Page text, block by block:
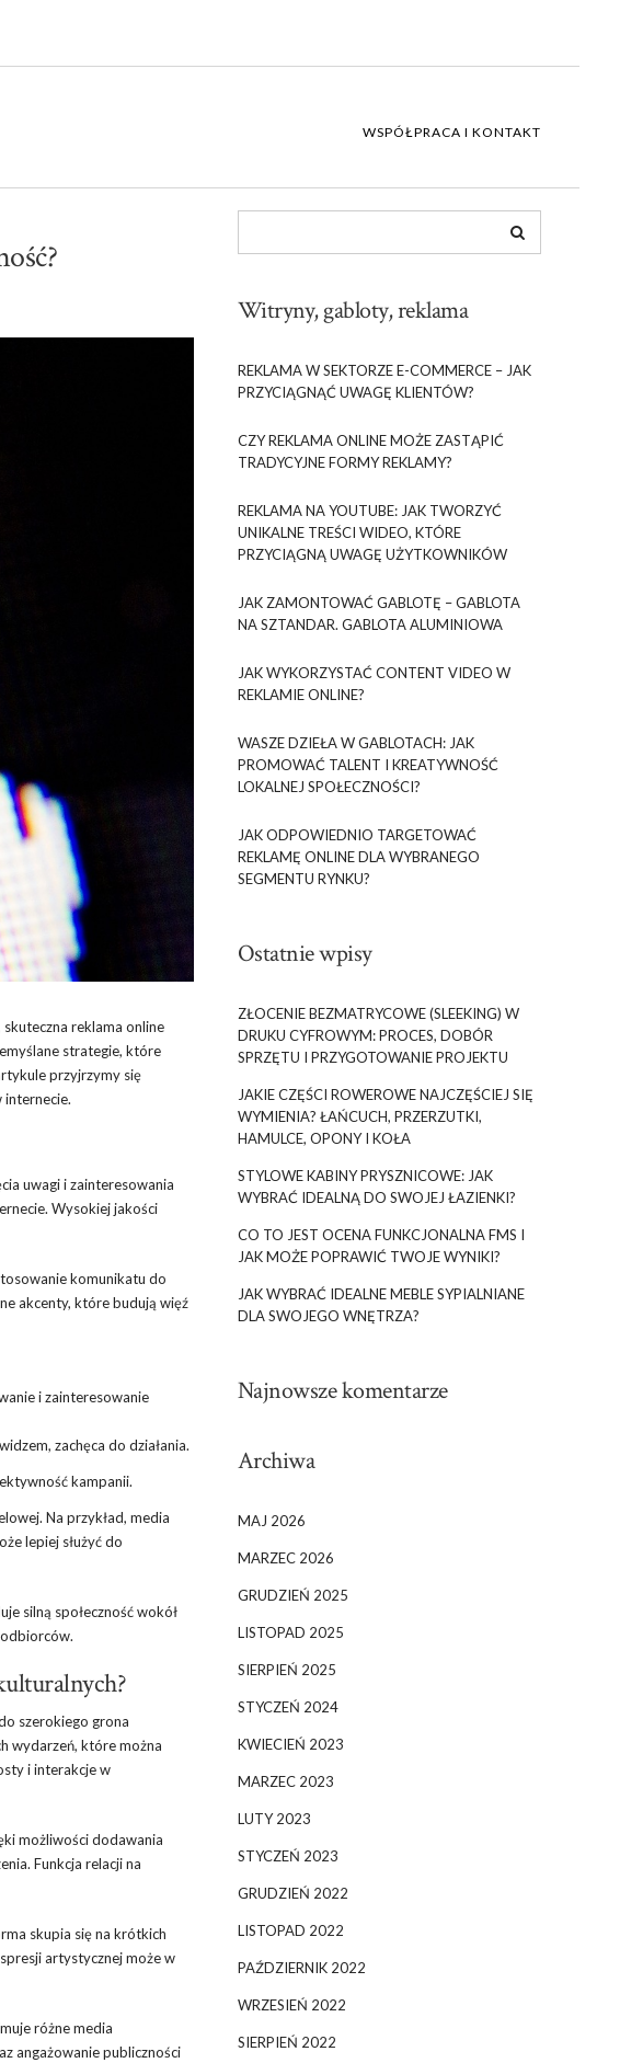
WSPÓŁPRACA I KONTAKT
reklama online
strategie, które
przyjrzymy się
internecie.
uwagi i zainteresowania
Wysokiej jakości
komunikatu do
akcenty, które budują więź
i zainteresowanie
zachęca do działania.
kampanii.
Na przykład, media
lepiej służyć do
silną społeczność wokół
szerokiego grona
wydarzeń, które można
i interakcje w
możliwości dodawania
Funkcja relacji na
skupia się na krótkich
artystycznej może w
różne media
angażowanie publiczności
Witryny, gabloty, reklama
REKLAMA W SEKTORZE E-COMMERCE – JAK
PRZYCIĄGNĄĆ UWAGĘ KLIENTÓW?
CZY REKLAMA ONLINE MOŻE ZASTĄPIĆ
TRADYCYJNE FORMY REKLAMY?
REKLAMA NA YOUTUBE: JAK TWORZYĆ
UNIKALNE TREŚCI WIDEO, KTÓRE
PRZYCIĄGNĄ UWAGĘ UŻYTKOWNIKÓW
JAK ZAMONTOWAĆ GABLOTĘ – GABLOTA
NA SZTANDAR. GABLOTA ALUMINIOWA
JAK WYKORZYSTAĆ CONTENT VIDEO W
REKLAMIE ONLINE?
WASZE DZIEŁA W GABLOTACH: JAK
PROMOWAĆ TALENT I KREATYWNOŚĆ
LOKALNEJ SPOŁECZNOŚCI?
JAK ODPOWIEDNIO TARGETOWAĆ
REKLAMĘ ONLINE DLA WYBRANEGO
SEGMENTU RYNKU?
Ostatnie wpisy
ZŁOCENIE BEZMATRYCOWE (SLEEKING) W
DRUKU CYFROWYM: PROCES, DOBÓR
SPRZĘTU I PRZYGOTOWANIE PROJEKTU
JAKIE CZĘŚCI ROWEROWE NAJCZĘŚCIEJ SIĘ
WYMIENIA? ŁAŃCUCH, PRZERZUTKI,
HAMULCE, OPONY I KOŁA
STYLOWE KABINY PRYSZNICOWE: JAK
WYBRAĆ IDEALNĄ DO SWOJEJ ŁAZIENKI?
CO TO JEST OCENA FUNKCJONALNA FMS I
JAK MOŻE POPRAWIĆ TWOJE WYNIKI?
JAK WYBRAĆ IDEALNE MEBLE SYPIALNIANE
DLA SWOJEGO WNĘTRZA?
Najnowsze komentarze
Archiwa
MAJ 2026
MARZEC 2026
GRUDZIEŃ 2025
LISTOPAD 2025
SIERPIEŃ 2025
STYCZEŃ 2024
KWIECIEŃ 2023
MARZEC 2023
LUTY 2023
STYCZEŃ 2023
GRUDZIEŃ 2022
LISTOPAD 2022
PAŹDZIERNIK 2022
WRZESIEŃ 2022
SIERPIEŃ 2022